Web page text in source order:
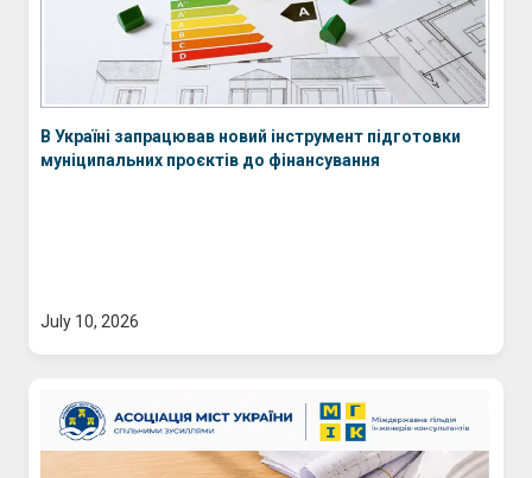
В Україні запрацював новий інструмент підготовки
муніципальних проєктів до фінансування
July 10, 2026